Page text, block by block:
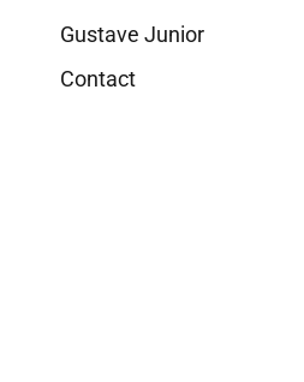
Gustave Junior
Contact